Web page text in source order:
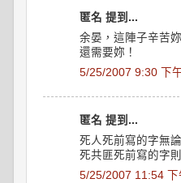
匿名 提到...
余晏，這陣子辛苦
還需要妳！
5/25/2007 9:30 下
匿名 提到...
死人死前寫的字無
死共匪死前寫的字
5/25/2007 11:54 下